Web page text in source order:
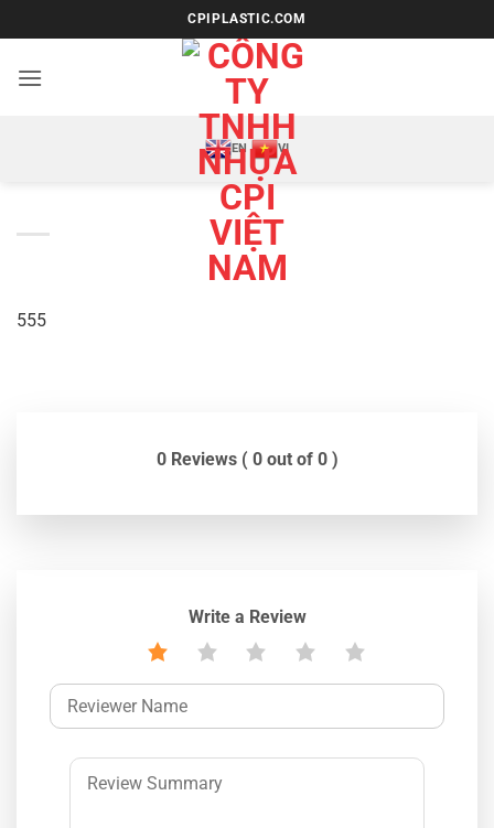
qua
nội
CPIPLASTIC.COM
EN VI
555
0 Reviews ( 0 out of 0 )
Write a Review